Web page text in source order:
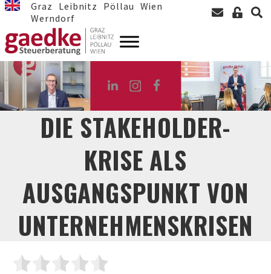
Graz Leibnitz Pöllau Wien
Werndorf
DIE STAKEHOLDER-
KRISE ALS
AUSGANGSPUNKT VON
UNTERNEHMENSKRISEN